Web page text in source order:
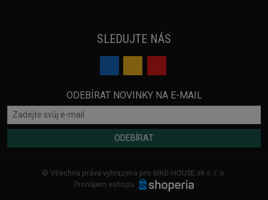
SLEDUJTE NÁS
ODEBÍRAT NOVINKY NA E-MAIL
ODEBÍRAT
© Všechna práva vyhrazena pro BIKE-HOUSE.sk s. r. o.
Pronájem eshopu